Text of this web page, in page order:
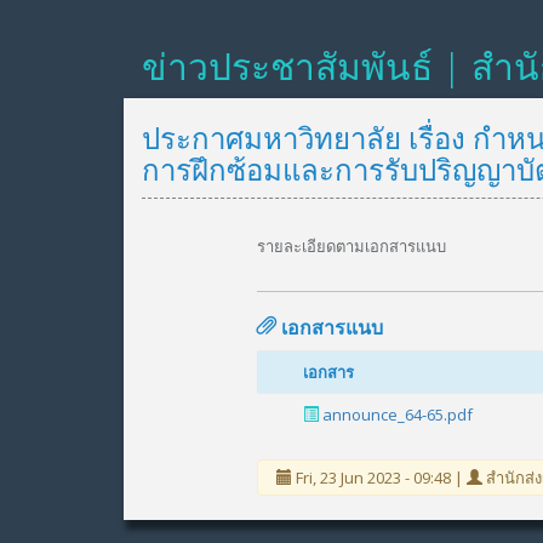
ข่าวประชาสัมพันธ์ | สำนั
ประกาศมหาวิทยาลัย เรื่อง กำ
การฝึกซ้อมและการรับปริญญา
รายละเอียดตามเอกสารแนบ
เอกสารแนบ
เอกสาร
announce_64-65.pdf
Fri, 23 Jun 2023 - 09:48 | สำนักส่